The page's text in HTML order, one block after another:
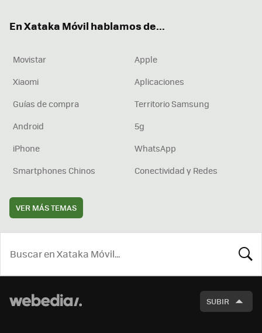
En Xataka Móvil hablamos de...
Movistar
Apple
Xiaomi
Aplicaciones
Guías de compra
Territorio Samsung
Android
5g
iPhone
WhatsApp
Smartphones Chinos
Conectividad y Redes
VER MÁS TEMAS
SUBIR